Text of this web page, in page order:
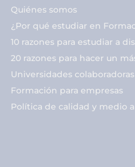
Quiénes somos
¿Por qué estudiar en
10 razones para estudiar a
20 razones para hacer un
Universidades colaboradoras
Formación para empresas
Política de calidad y medio